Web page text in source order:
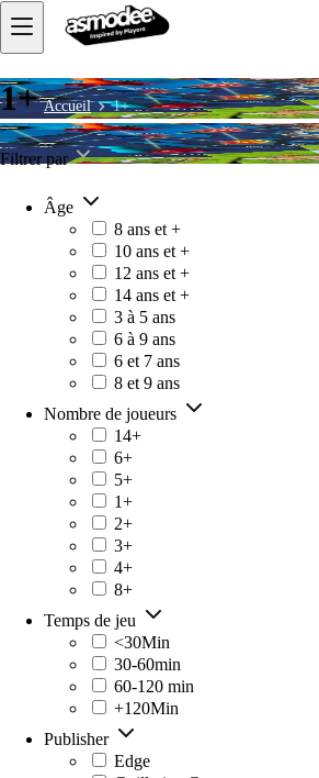
Accueil 1+
1+
Filtrer par
Âge
8 ans et +
10 ans et +
12 ans et +
14 ans et +
3 à 5 ans
6 à 9 ans
6 et 7 ans
8 et 9 ans
Nombre de joueurs
14+
6+
5+
1+
2+
3+
4+
8+
Temps de jeu
<30Min
30-60min
60-120 min
+120Min
Publisher
Edge